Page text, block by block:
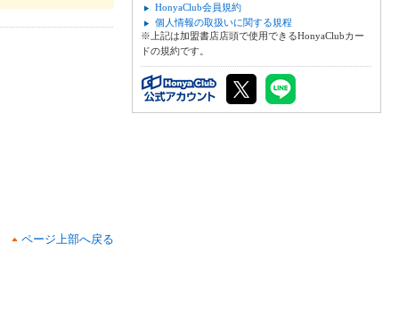
ページ上部へ戻る
HonyaClub会員規約
個人情報の取扱いに関する規程
※上記は加盟書店店頭で使用できるHonyaClubカー
ドの規約です。